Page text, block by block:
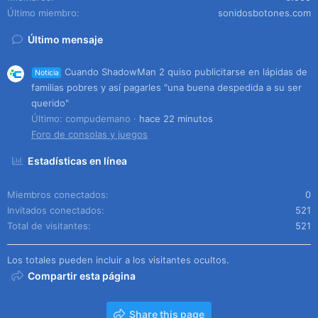
Último miembro
sonidosbotones.com
Último mensaje
Noticia
Cuando ShadowMan 2 quiso publicitarse en lápidas de
familias pobres y así pagarles "una buena despedida a su ser
querido"
Último: compudemano
hace 22 minutos
Foro de consolas y juegos
Estadísticas en línea
Miembros conectados
0
Invitados conectados
521
Total de visitantes
521
Los totales pueden incluir a los visitantes ocultos.
Compartir esta página
Share this page